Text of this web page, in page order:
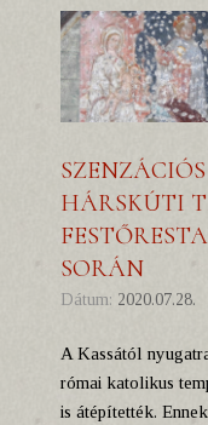
HÁRSKÚTI
SORÁN
Dátum: 2020.07.28.
A Kassától
római katolikus
is átépítették.